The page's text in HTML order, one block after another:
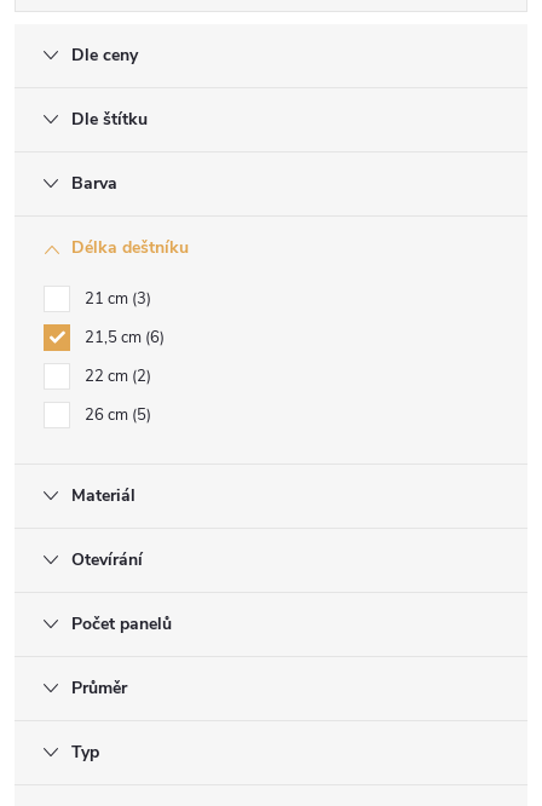
Dle ceny
Dle štítku
Barva
Délka deštníku
21 cm 3
21,5 cm 6
22 cm 2
26 cm 5
Materiál
Otevírání
Počet panelů
Průměr
Typ